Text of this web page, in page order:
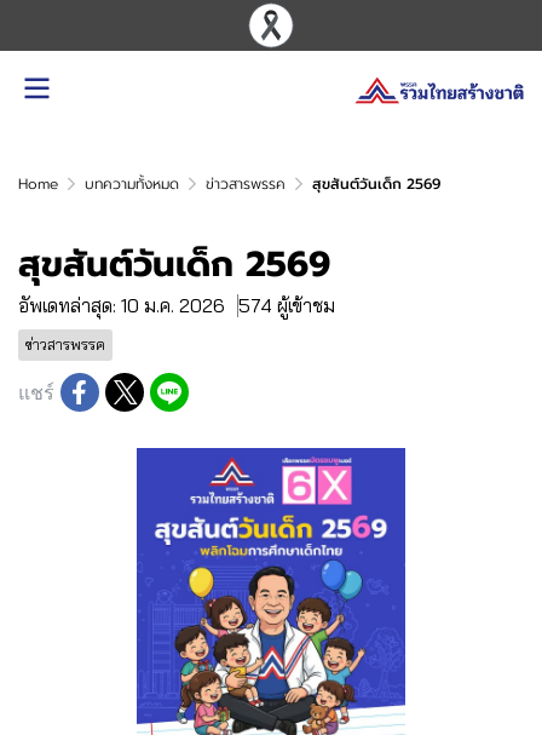
Home บทความทั้งหมด ข่าวสารพรรค สุขสันต์วันเด็ก 2569
สุขสันต์วันเด็ก 2569
อัพเดทล่าสุด: 10 ม.ค. 2026 574 ผู้เข้าชม
ข่าวสารพรรค
แชร์